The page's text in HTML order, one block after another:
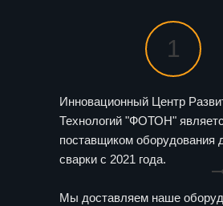
1
Инновационный Центр
Технологий "ФОТОН"
поставщиком оборудования
сварки с 2021 года.
Мы доставляем наше